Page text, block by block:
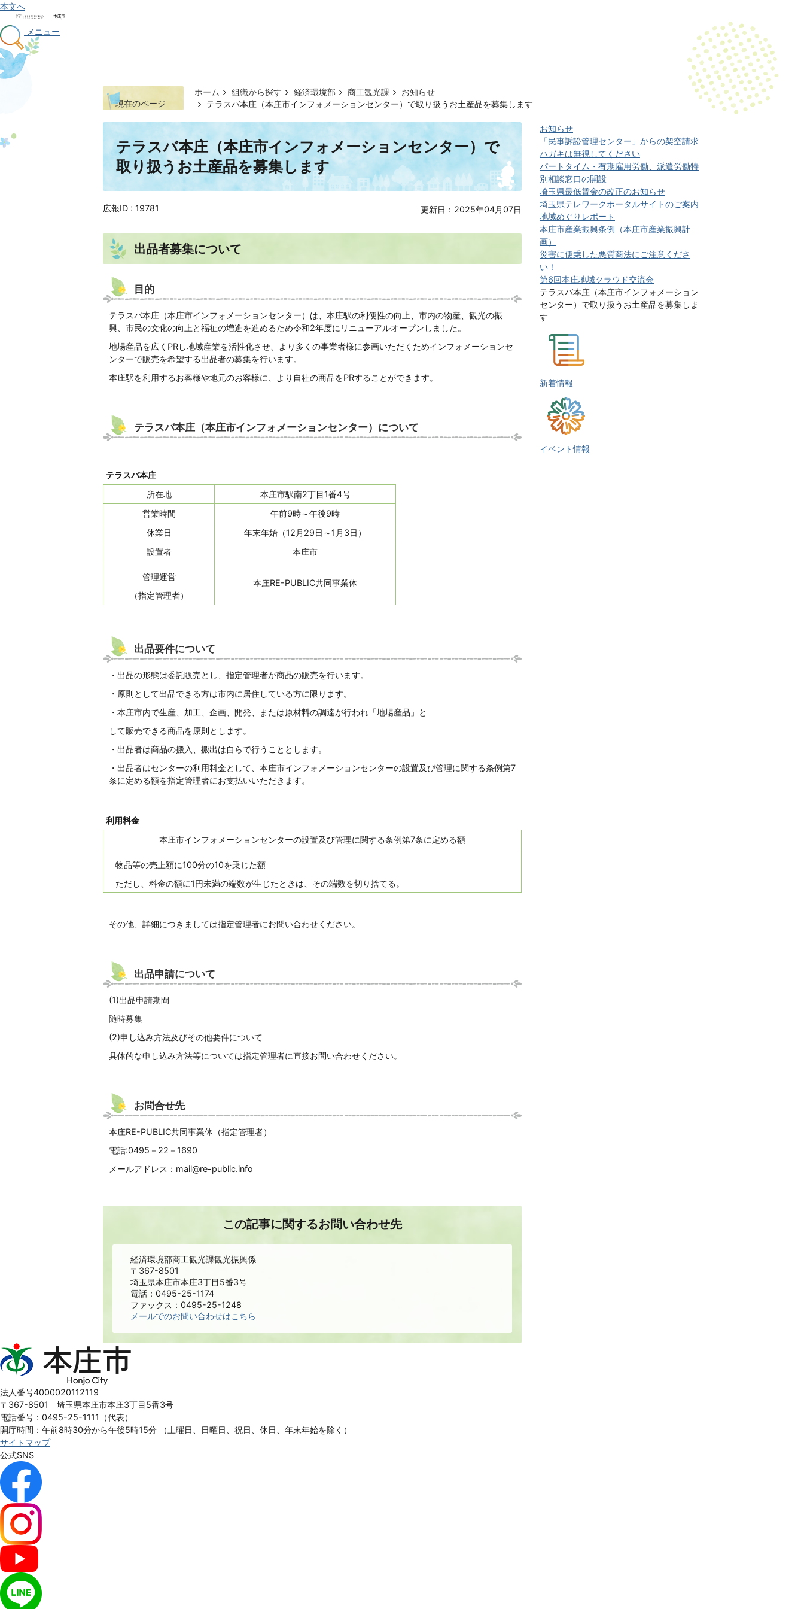
本文へ
メニュー
現在のページ
ホーム 組織から探す 経済環境部 商工観光課
お知らせ
テラスバ本庄（本庄市インフォメーションセンター）で取り扱うお土産品を募集します
テラスバ本庄（本庄市インフォメーションセンター）で
取り扱うお土産品を募集します
更新日：2025年04月07日
広報ID : 19781
出品者募集について
目的
テラスバ本庄（本庄市インフォメーションセンター）は、本庄駅の利便性の向上、市内の物産、観光の振
興、市民の文化の向上と福祉の増進を進めるため令和2年度にリニューアルオープンしました。
地場産品を広くPRし地域産業を活性化させ、より多くの事業者様に参画いただくためインフォメーションセ
ンターで販売を希望する出品者の募集を行います。
本庄駅を利用するお客様や地元のお客様に、より自社の商品をPRすることができます。
テラスバ本庄（本庄市インフォメーションセンター）について
テラスバ本庄
所在地
本庄市駅南2丁目1番4号
営業時間
午前9時～午後9時
休業日
年末年始（12月29日～1月3日）
設置者
本庄市
管理運営
（指定管理者）
本庄RE-PUBLIC共同事業体
出品要件について
・出品の形態は委託販売とし、指定管理者が商品の販売を行います。
・原則として出品できる方は市内に居住している方に限ります。
・本庄市内で生産、加工、企画、開発、または原材料の調達が行われ「地場産品」と
して販売できる商品を原則とします。
・出品者は商品の搬入、搬出は自らで行うこととします。
・出品者はセンターの利用料金として、本庄市インフォメーションセンターの設置及び管理に関する条例第7
条に定める額を指定管理者にお支払いいただきます。
利用料金
本庄市インフォメーションセンターの設置及び管理に関する条例第7条に定める額
物品等の売上額に100分の10を乗じた額
ただし、料金の額に1円未満の端数が生じたときは、その端数を切り捨てる。
その他、詳細につきましては指定管理者にお問い合わせください。
出品申請について
(1)出品申請期間
随時募集
(2)申し込み方法及びその他要件について
具体的な申し込み方法等については指定管理者に直接お問い合わせください。
お問合せ先
本庄RE-PUBLIC共同事業体（指定管理者）
電話:0495－22－1690
メールアドレス：mail@re-public.info
この記事に関するお問い合わせ先
経済環境部商工観光課観光振興係
〒367-8501
埼玉県本庄市本庄3丁目5番3号
電話：0495-25-1174
ファックス：0495-25-1248
メールでのお問い合わせはこちら
お知らせ
「民事訴訟管理センター」からの架空請求
ハガキは無視してください
パートタイム・有期雇用労働、派遣労働特
別相談窓口の開設
埼玉県最低賃金の改正のお知らせ
埼玉県テレワークポータルサイトのご案内
地域めぐりレポート
本庄市産業振興条例（本庄市産業振興計
画）
災害に便乗した悪質商法にご注意くださ
い！
第6回本庄地域クラウド交流会
テラスバ本庄（本庄市インフォメーション
センター）で取り扱うお土産品を募集しま
す
新着情報
イベント情報
本
庄
Honjo
City
法人番号4000020112119
〒367-8501 埼玉県本庄市本庄3丁目5番3号
電話番号：0495-25-1111（代表）
開庁時間：午前8時30分から午後5時15分
（土曜日、日曜日、祝日、休日、年末年始を除く）
サイトマップ
公式SNS